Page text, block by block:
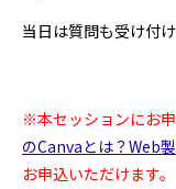
当日は質問も受け付
※本セッションにお
のCanvaとは？Web
お申込いただけます